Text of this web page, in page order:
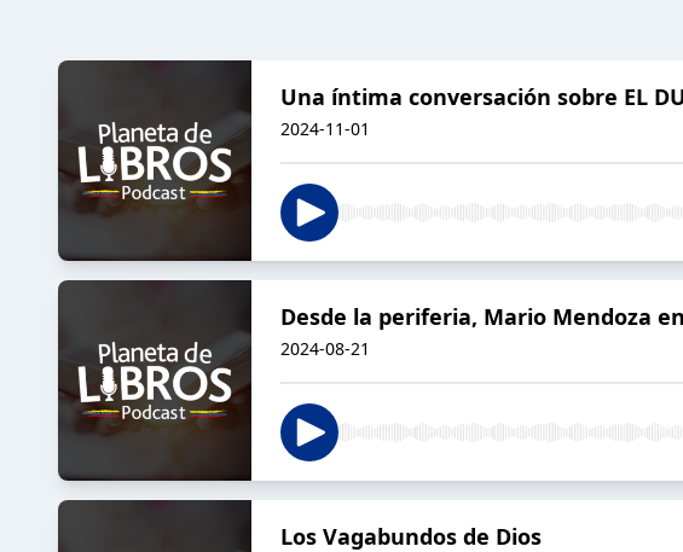
Una íntima conversación sobre EL
2024-11-01
Desde la periferia, Mario Mendoza
2024-08-21
Los Vagabundos de Dios